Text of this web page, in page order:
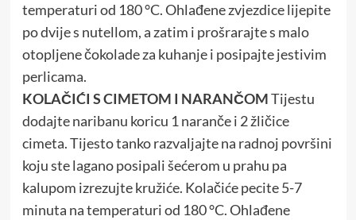
temperaturi od 180 °C. Ohlađene zvjezdice lijepite
po dvije s nutellom, a zatim i prošrarajte s malo
otopljene čokolade za kuhanje i posipajte jestivim
perlicama.
KOLAČIĆI S CIMETOM I NARANČOMTijestu
dodajte naribanu koricu 1 naranče i 2 žličice
cimeta. Tijesto tanko razvaljajte na radnoj površini
koju ste lagano posipali šećerom u prahu pa
kalupom izrezujte kružiće. Kolačiće pecite 5-7
minuta na temperaturi od 180 °C. Ohlađene